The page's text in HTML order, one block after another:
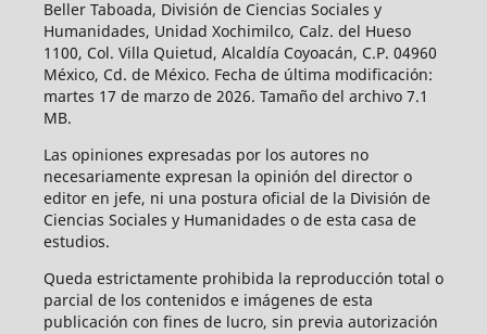
Beller Taboada, División de Ciencias Sociales y
Humanidades, Unidad Xochimilco, Calz. del Hueso
1100, Col. Villa Quietud, Alcaldía Coyoacán, C.P. 04960
México, Cd. de México. Fecha de última modificación:
martes 17 de marzo de 2026. Tamaño del archivo 7.1
MB.
Las opiniones expresadas por los autores no
necesariamente expresan la opinión del director o
editor en jefe, ni una postura oficial de la División de
Ciencias Sociales y Humanidades o de esta casa de
estudios.
Queda estrictamente prohibida la reproducción total o
parcial de los contenidos e imágenes de esta
publicación con fines de lucro, sin previa autorización